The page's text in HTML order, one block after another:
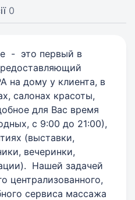
0
- это первый в
на дому у клиента, в
салонах красоты,
для Вас время
с 9:00 до 21:00),
(выставки,
вечеринки,
Нашей задачей
централизованного,
сервиса массажа